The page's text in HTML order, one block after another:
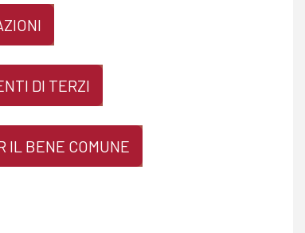
DI TERZI
IL BENE COMUNE